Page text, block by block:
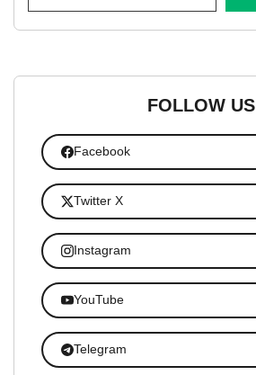
FOLLOW US
Facebook
Twitter X
Instagram
YouTube
Telegram